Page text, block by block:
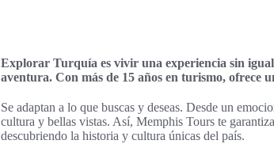
Explorar Turquía es vivir una experiencia sin
aventura. Con más de 15 años en turismo, ofrece
Se adaptan a lo que buscas y deseas. Desde un
cultura y bellas vistas. Así, Memphis Tours te
descubriendo la historia y cultura únicas del país.